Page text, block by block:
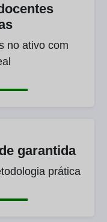
no ativo com
garantida
prática